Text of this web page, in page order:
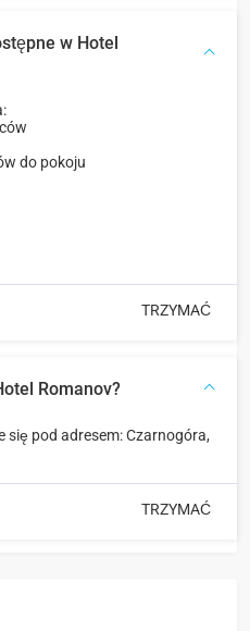
w Hotel
do pokoju
TRZYMAĆ
Romanov?
się pod adresem: Czarnogóra,
TRZYMAĆ